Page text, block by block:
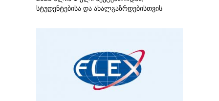
სტუდენტებისა და ახალგაზრდებისთვის